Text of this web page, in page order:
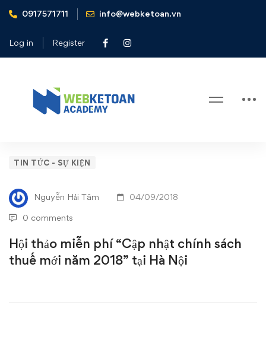
0917571711 info@webketoan.vn
Log in Register
Home
Tin tức - Sự kiện
tại Hà Nội
Hội
thảo
miễn
phí
“Cập
TIN TỨC - SỰ KIỆN
Nguyễn Hải Tâm 04/09/2018
0 comments
Hội thảo miễn phí “Cập nhật chính sách
thuế mới năm 2018” tại Hà Nội